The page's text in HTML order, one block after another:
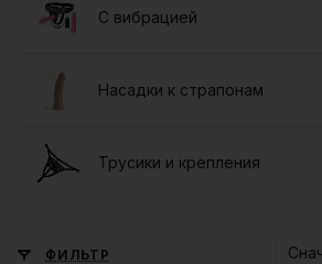
С вибрацией
Насадки к страпонам
Трусики и крепления
ФИЛЬТР